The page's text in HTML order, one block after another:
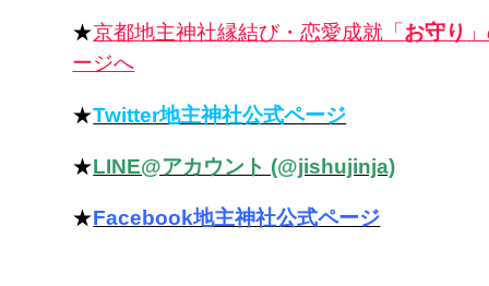
★京都地主神社縁結び・恋愛成就「お守り
ージへ
★Twitter地主神社公式ページ
★LINE@アカウント (@jishujinja)
★Facebook地主神社公式ページ